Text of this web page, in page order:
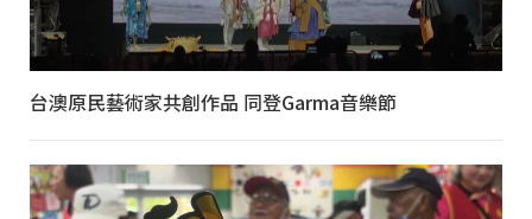
台澳原民藝術家共創作品 同登Garma音樂節